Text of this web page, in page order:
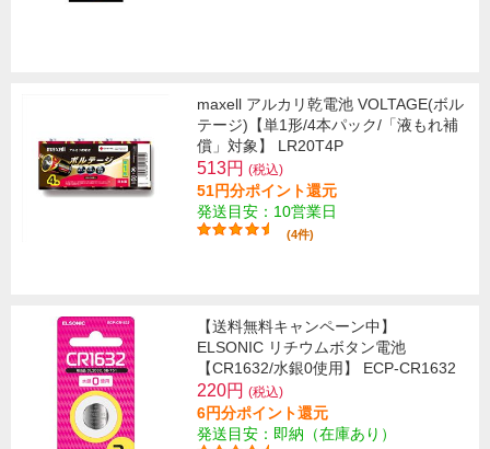
maxell アルカリ乾電池 VOLTAGE(ボル
テージ)【単1形/4本パック/「液もれ補
償」対象】 LR20T4P
513円 (税込)
51円分ポイント還元
発送目安：10営業日
(4件)
【送料無料キャンペーン中】
ELSONIC リチウムボタン電池
【CR1632/水銀0使用】 ECP-CR1632
220円 (税込)
6円分ポイント還元
発送目安：即納（在庫あり）